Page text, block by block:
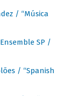
/ “Música
SP /
/ “Spanish